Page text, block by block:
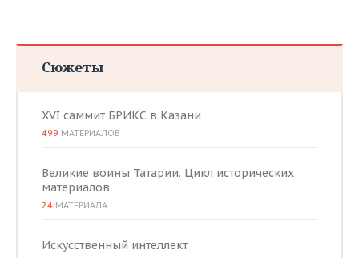
Сюжеты
XVI саммит БРИКС в Казани
499 МАТЕРИАЛОВ
Великие воины Татарии. Цикл исторических
материалов
24 МАТЕРИАЛА
Искусственный интеллект